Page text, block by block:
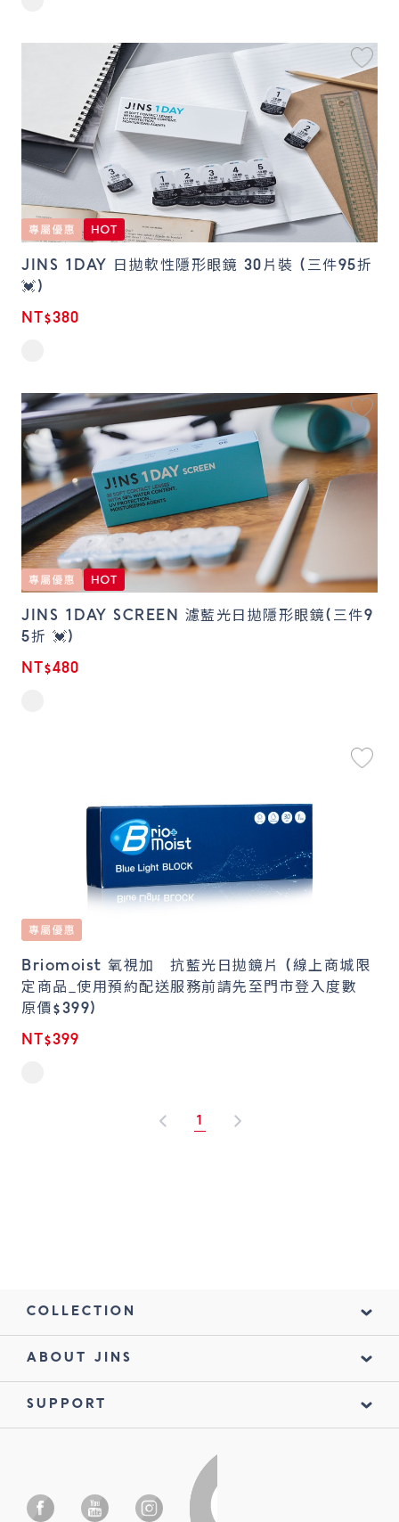
JINS 1DAY 日拋軟性隱形眼鏡 30片裝 (三件95折
💓)
NT$380
JINS 1DAY SCREEN 濾藍光日拋隱形眼鏡(三件9
5折 💓)
NT$480
Briomoist 氧視加 抗藍光日拋鏡片 (線上商城限
定商品_使用預約配送服務前請先至門市登入度數
原價$399)
NT$399
1
COLLECTION
ABOUT JINS
SUPPORT